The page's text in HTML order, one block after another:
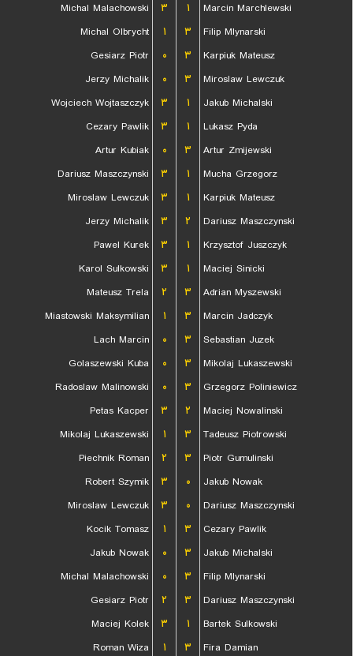
Michal Malachowski
۳ ۱
Marcin Marchlewski
Michal Olbrycht
۱ ۳
Filip Mlynarski
Gesiarz Piotr
۰ ۳
Karpiuk Mateusz
Jerzy Michalik
۰ ۳
Miroslaw Lewczuk
Wojciech Wojtaszczyk
۳ ۱
Jakub Michalski
Cezary Pawlik
۳ ۱
Lukasz Pyda
Artur Kubiak
۰ ۳
Artur Zmijewski
Dariusz Maszczynski
۳ ۱
Mucha Grzegorz
Miroslaw Lewczuk
۳ ۱
Karpiuk Mateusz
Jerzy Michalik
۳ ۲
Dariusz Maszczynski
Pawel Kurek
۳ ۱
Krzysztof Juszczyk
Karol Sulkowski
۳ ۱
Maciej Sinicki
Mateusz Trela
۲ ۳
Adrian Myszewski
Miastowski Maksymilian
۱ ۳
Marcin Jadczyk
Lach Marcin
۰ ۳
Sebastian Juzek
Golaszewski Kuba
۰ ۳
Mikolaj Lukaszewski
Radoslaw Malinowski
۰ ۳
Grzegorz Poliniewicz
Petas Kacper
۳ ۲
Maciej Nowalinski
Mikolaj Lukaszewski
۱ ۳
Tadeusz Piotrowski
Piechnik Roman
۲ ۳
Piotr Gumulinski
Robert Szymik
۳ ۰
Jakub Nowak
Miroslaw Lewczuk
۳ ۰
Dariusz Maszczynski
Kocik Tomasz
۱ ۳
Cezary Pawlik
Jakub Nowak
۰ ۳
Jakub Michalski
Michal Malachowski
۰ ۳
Filip Mlynarski
Gesiarz Piotr
۲ ۳
Dariusz Maszczynski
Maciej Kolek
۳ ۱
Bartek Sulkowski
Roman Wiza
۱ ۳
Fira Damian